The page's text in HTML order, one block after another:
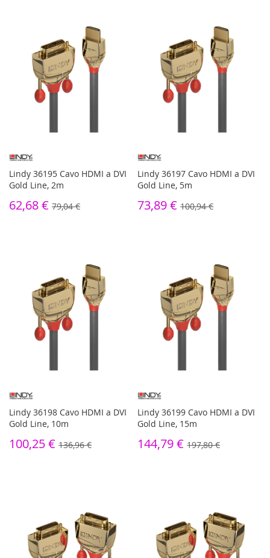
Lindy 36195 Cavo HDMI a DVI
Gold Line, 2m
62,68 € 79,04 €
Lindy 36197 Cavo HDMI a DVI
Gold Line, 5m
73,89 € 100,94 €
Lindy 36198 Cavo HDMI a DVI
Gold Line, 10m
100,25 € 136,96 €
Lindy 36199 Cavo HDMI a DVI
Gold Line, 15m
144,79 € 197,80 €